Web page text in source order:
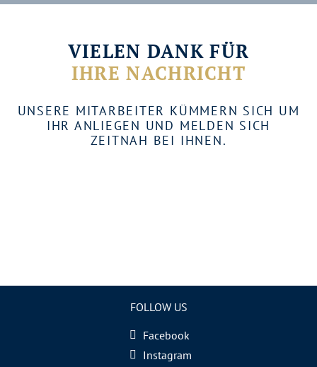
VIELEN DANK FÜR
IHRE NACHRICHT
UNSERE MITARBEITER KÜMMERN SICH UM
IHR ANLIEGEN UND MELDEN SICH
ZEITNAH BEI IHNEN.
ZUR STARTSEITE
FOLLOW US
Facebook
Instagram